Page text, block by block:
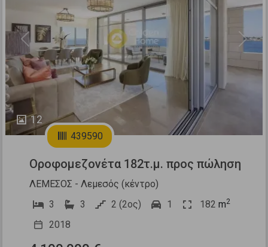
12
Previous Next
439590
Οροφομεζονέτα 182τ.μ. προς πώληση
ΛΕΜΕΣΟΣ - Λεμεσός (κέντρο)
3
3 2 (2ος) 1 182 m2
2018